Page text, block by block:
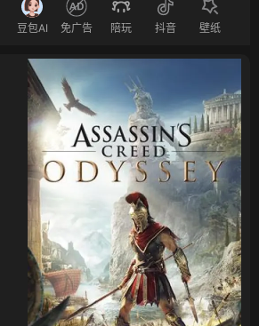
豆包AI 免广告 陪玩 抖音 壁纸